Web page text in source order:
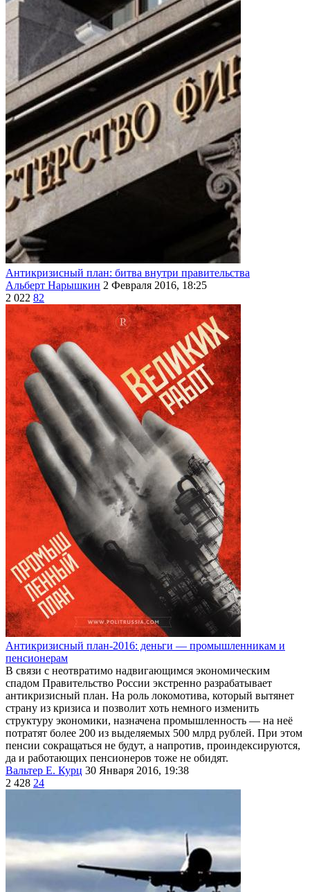
Антикризисный план: битва внутри правительства
Альберт Нарышкин 2 Февраля 2016, 18:25
2 022 82
Антикризисный план-2016: деньги — промышленникам и
пенсионерам
В связи с неотвратимо надвигающимся экономическим
спадом Правительство России экстренно разрабатывает
антикризисный план. На роль локомотива, который вытянет
страну из кризиса и позволит хоть немного изменить
структуру экономики, назначена промышленность — на неё
потратят более 200 из выделяемых 500 млрд рублей. При этом
пенсии сокращаться не будут, а напротив, проиндексируются,
да и работающих пенсионеров тоже не обидят.
Вальтер Е. Курц 30 Января 2016, 19:38
2 428 24